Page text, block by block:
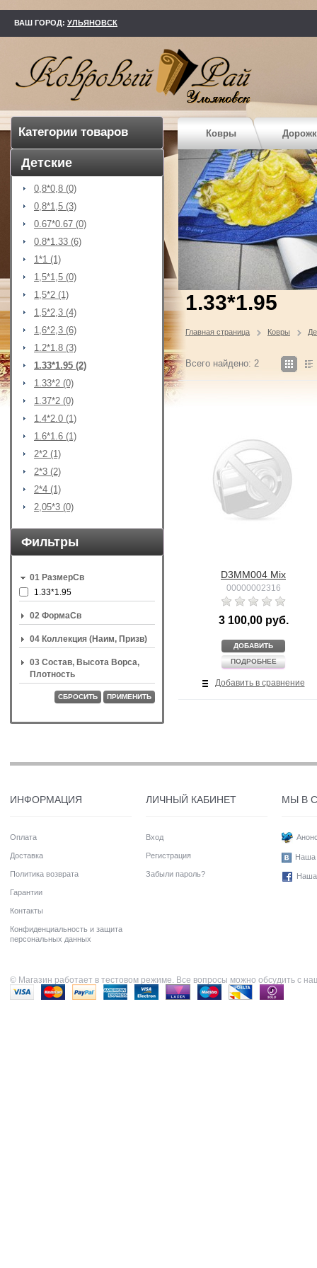
ВАШ ГОРОД: УЛЬЯНОВСК
Категории товаров Ковры
Детские
0,8*0,8 (0)
0,8*1,5 (3)
0.67*0.67 (0)
0.8*1.33 (6)
1*1 (1)
1,5*1,5 (0)
1,5*2 (1)
1,5*2,3 (4)
1,6*2,3 (6)
1.2*1.8 (3)
1.33*1.95 (2)
1.33*2 (0)
1.37*2 (0)
1.4*2.0 (1)
1.6*1.6 (1)
2*2 (1)
2*3 (2)
2*4 (1)
2,05*3 (0)
Фильтры
01 РазмерСв
1.33*1.95
02 ФормаСв
04 Коллекция (Наим, Призв)
03 Состав, Высота Ворса,
Плотность
СБРОСИТЬ ПРИМЕНИТЬ
1.33*1.95
Главная страница Ковры
Всего найдено: 2
D3MM004 Mix
00000002316
3 100,00 руб.
ДОБАВИТЬ
ПОДРОБНЕЕ
Добавить в сравнение
ИНФОРМАЦИЯ
Оплата
Доставка
Политика возврата
Гарантии
Контакты
Конфиденциальность и защита
персональных данных
ЛИЧНЫЙ КАБИНЕТ
Вход
Регистрация
Забыли пароль?
МЫ В
Наша
Наша
© Магазин работает в тестовом режиме. Все вопросы можно обсудить с